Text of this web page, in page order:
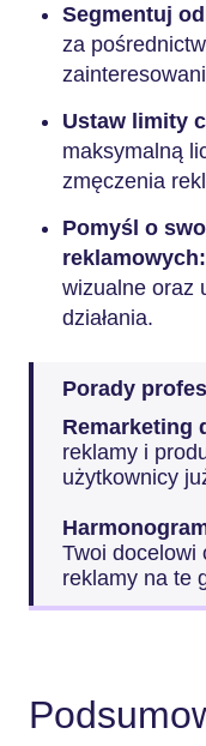
Segmentuj
za
Ustaw limity
maksymalną
zmęczenia
Pomyśl o
reklamowych:
wizualne oraz
działania.
Porady
Remarketing
reklamy i
użytkownicy
Twoi docelowi
reklamy na te